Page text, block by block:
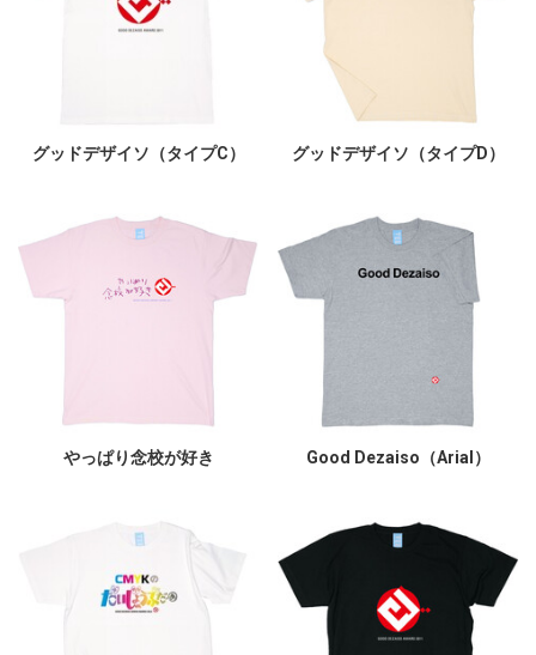
グッドデザイソ（タイプC） グッドデザイソ（タイプD）
やっぱり念校が好き Good Dezaiso（Arial）